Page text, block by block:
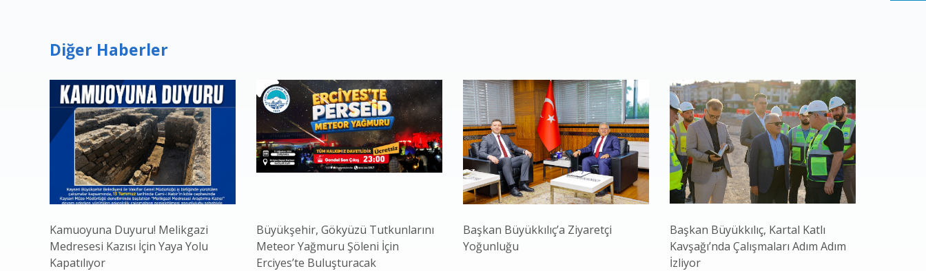
Diğer Haberler
Kamuoyuna Duyuru! Melikgazi
Medresesi Kazısı İçin Yaya Yolu
Kapatılıyor
Büyükşehir, Gökyüzü Tutkunlarını
Meteor Yağmuru Şöleni İçin
Erciyes’te Buluşturacak
Başkan Büyükkılıç’a Ziyaretçi
Yoğunluğu
Başkan Büyükkılıç, Kartal Katlı
Kavşağı’nda Çalışmaları Adım Adım
İzliyor